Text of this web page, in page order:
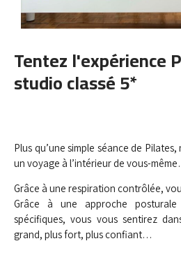
Tentez l'expérience
studio classé 5*
Plus qu’une simple séance de
un voyage à l’intérieur de vous-
Grâce à une respiration contrôlée,
Grâce à une approche
spécifiques, vous vous sentirez
grand, plus fort, plus confiant…